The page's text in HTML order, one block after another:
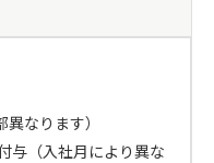
なります）
与（入社月により異な